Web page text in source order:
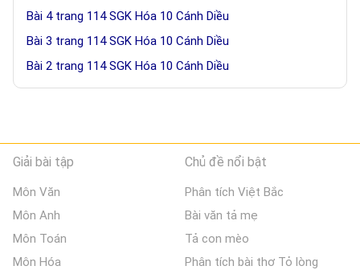
Bài 4 trang 114 SGK Hóa 10 Cánh Diều
Bài 3 trang 114 SGK Hóa 10 Cánh Diều
Bài 2 trang 114 SGK Hóa 10 Cánh Diều
Giải bài tập
Môn Văn
Môn Anh
Môn Toán
Môn Hóa
Chủ đề nổi bật
Phân tích Việt Bắc
Bài văn tả mẹ
Tả con mèo
Phân tích bài thơ Tỏ lòng